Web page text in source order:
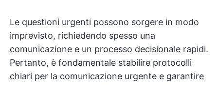
Le questioni urgenti possono sorgere in modo
imprevisto, richiedendo spesso una
comunicazione e un processo decisionale rapidi.
Pertanto, è fondamentale stabilire protocolli
chiari per la comunicazione urgente e garantire